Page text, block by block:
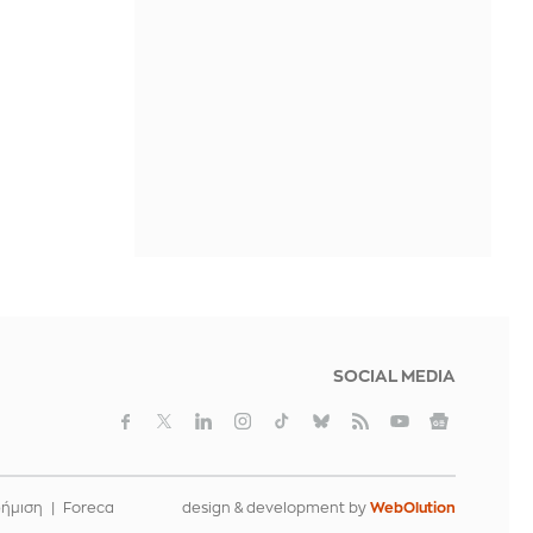
SOCIAL MEDIA
Foreca design & development by WebOlution